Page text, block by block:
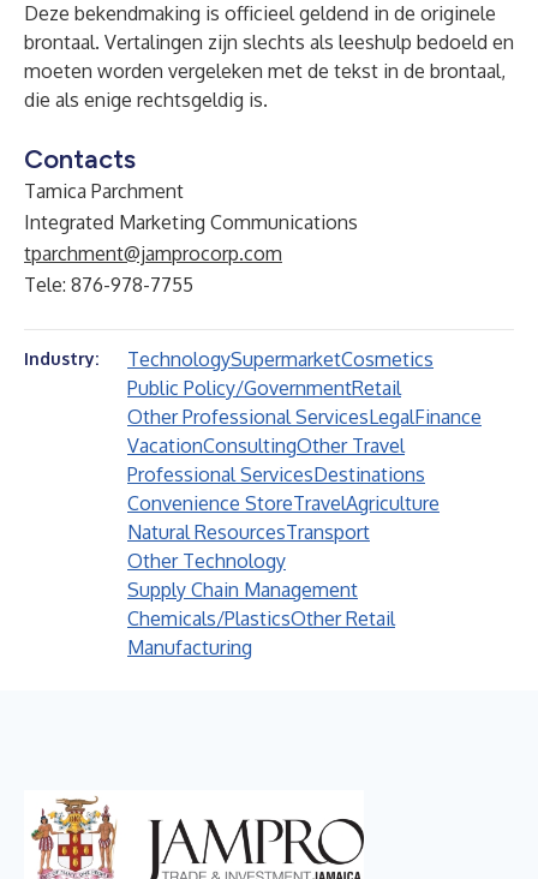
Deze bekendmaking is officieel geldend in de originele
brontaal. Vertalingen zijn slechts als leeshulp bedoeld en
moeten worden vergeleken met de tekst in de brontaal,
die als enige rechtsgeldig is.
Contacts
Tamica Parchment
Integrated Marketing Communications
tparchment@jamprocorp.com
Tele: 876-978-7755
Industry: TechnologySupermarketCosmetics
Public Policy/GovernmentRetail
Other Professional ServicesLegalFinance
VacationConsultingOther Travel
Professional ServicesDestinations
Convenience StoreTravelAgriculture
Natural ResourcesTransport
Other Technology
Supply Chain Management
Chemicals/PlasticsOther Retail
Manufacturing